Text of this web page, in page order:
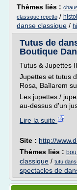
Thèmes liés :
classique repetto /
danse classique /
Tutus de
Boutique
Tutus & Jupettes
Jupettes et tutus
Rosa, Baïlarem
Les jupettes /
au-dessus d'un
Lire la suite
Site : http://
Thèmes liés :
classique / tutu
spectacles de